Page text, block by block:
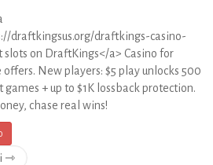
draftkingsus.org/draftkings-casino-
slots on DraftKings</a> Casino for
New players: $5 play unlocks 500
games + up to $1K lossback protection.
chase real wins!
⇾